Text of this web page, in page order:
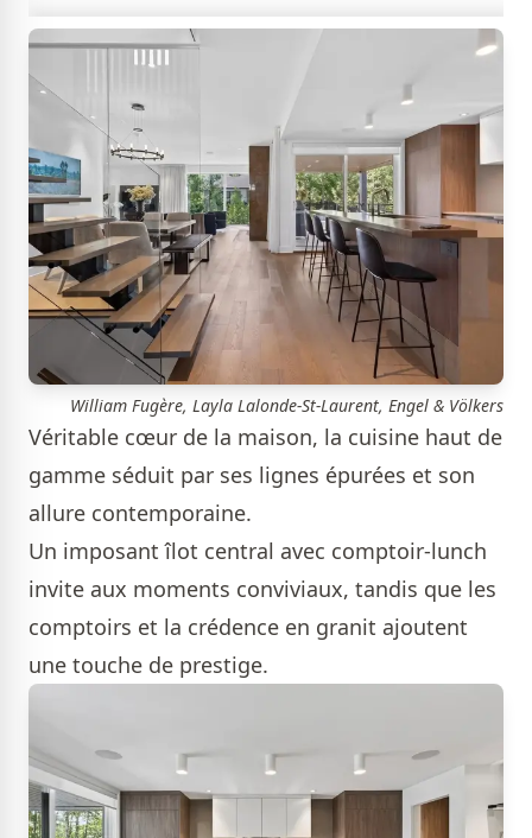
William Fugère, Layla Lalonde-St-Laurent, Engel & Völkers
Véritable cœur de la maison, la cuisine haut de
gamme séduit par ses lignes épurées et son
allure contemporaine.
Un imposant îlot central avec comptoir-lunch
invite aux moments conviviaux, tandis que les
comptoirs et la crédence en granit ajoutent
une touche de prestige.